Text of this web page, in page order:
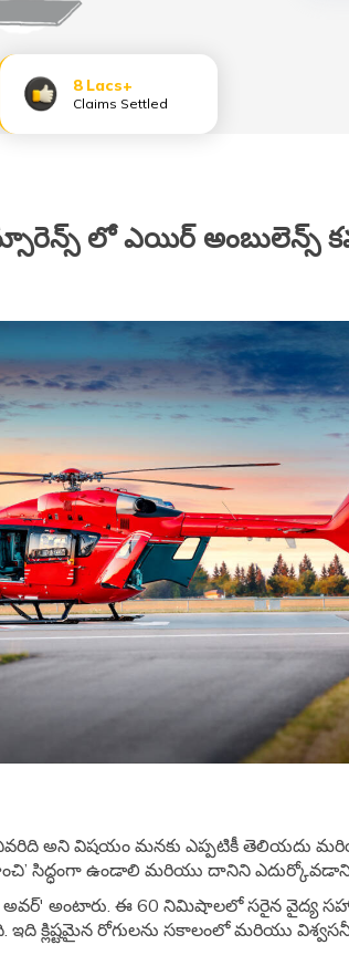
8 Lacs+
Claims Settled
లో ఎయిర్ అంబులెన్స్
అని విషయం మనకు ఎప్పటికీ తెలియదు
సిద్ధంగా ఉండాలి మరియు దానిని
అవర్' అంటారు. ఈ 60 నిమిషాలలో సరైన వైద్య
ఇది క్లిష్టమైన రోగులను సకాలంలో మరియు